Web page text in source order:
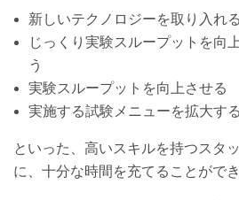
新しいテクノロジーを取り入れる
じっくり実験スループットを向
う
実験スループットを向上させる
実施する試験メニューを拡大する
といった、高いスキルを持つスタ
に、十分な時間を充てることができ